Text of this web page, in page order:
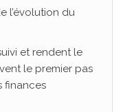
l’évolution du
et rendent le
le premier pas
finances